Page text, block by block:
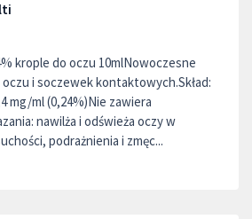
krople do oczu 10mlNowoczesne
i soczewek kontaktowych.Skład:
mg/ml (0,24%)Nie zawiera
nawilża i odświeża oczy w
podrażnienia i zmęc...